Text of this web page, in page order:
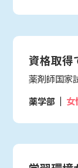
資格取得
薬剤師国家
薬学部
女